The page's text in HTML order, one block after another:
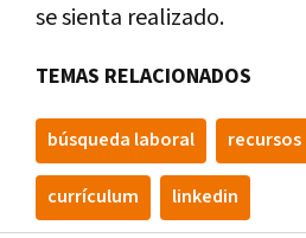
se sienta realizado.
TEMAS RELACIONADOS
búsqueda laboral
currículum linkedin